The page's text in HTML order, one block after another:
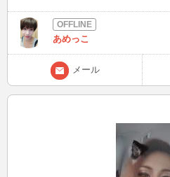
あめっこ
メール